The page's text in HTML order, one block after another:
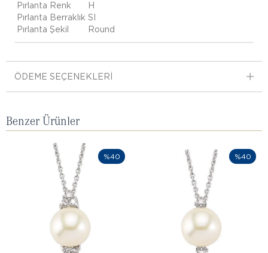
Pırlanta Renk
H
Pırlanta Berraklık SI
Pırlanta Şekil
Round
ÖDEME SEÇENEKLERI
Benzer Ürünler
%40 %40